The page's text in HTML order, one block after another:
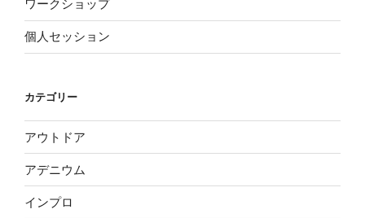
ワークショップ
個人セッション
カテゴリー
アウトドア
アデニウム
インプロ